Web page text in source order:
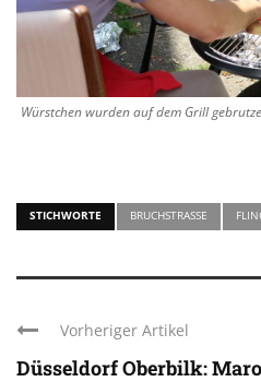
Würstchen wurden auf dem Grill
STICHWORTE BRUCHSTRASSE
Vorheriger Artikel
Düsseldorf Oberbilk: